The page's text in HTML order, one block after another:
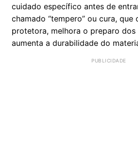
cuidado específico antes de
chamado “tempero” ou cura, que
protetora, melhora o preparo dos
aumenta a durabilidade do